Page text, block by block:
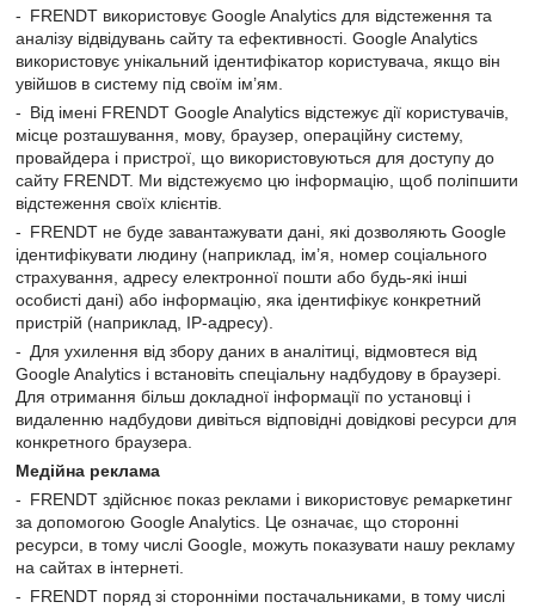
FRENDT використовує Google Analytics для відстеження та
аналізу відвідувань сайту та ефективності. Google Analytics
використовує унікальний ідентифікатор користувача, якщо він
увійшов в систему під своїм ім’ям.
Від імені FRENDT Google Analytics відстежує дії користувачів,
місце розташування, мову, браузер, операційну систему,
провайдера і пристрої, що використовуються для доступу до
сайту FRENDT. Ми відстежуємо цю інформацію, щоб поліпшити
відстеження своїх клієнтів.
FRENDT не буде завантажувати дані, які дозволяють Google
ідентифікувати людину (наприклад, ім’я, номер соціального
страхування, адресу електронної пошти або будь-які інші
особисті дані) або інформацію, яка ідентифікує конкретний
пристрій (наприклад, IP-адресу).
Для ухилення від збору даних в аналітиці, відмовтеся від
Google Analytics і встановіть спеціальну надбудову в браузері.
Для отримання більш докладної інформації по установці і
видаленню надбудови дивіться відповідні довідкові ресурси для
конкретного браузера.
Медійна реклама
FRENDT здійснює показ реклами і використовує ремаркетинг
за допомогою Google Analytics. Це означає, що сторонні
ресурси, в тому числі Google, можуть показувати нашу рекламу
на сайтах в інтернеті.
FRENDT поряд зі сторонніми постачальниками, в тому числі